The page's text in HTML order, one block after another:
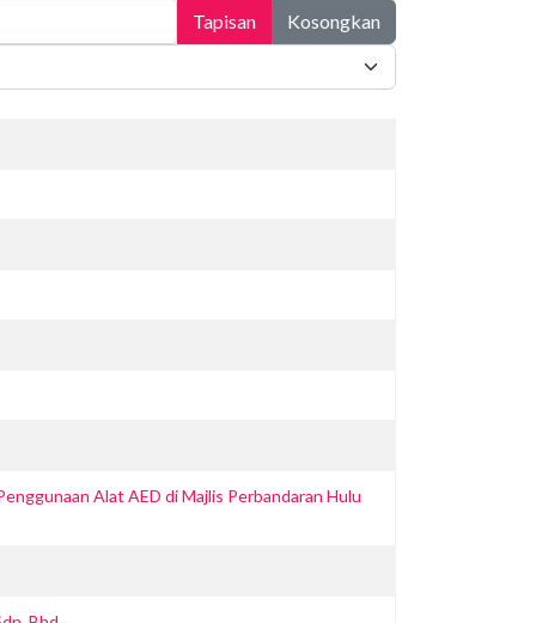
Tapisan Kosongkan
Alat AED di Majlis Perbandaran Hulu